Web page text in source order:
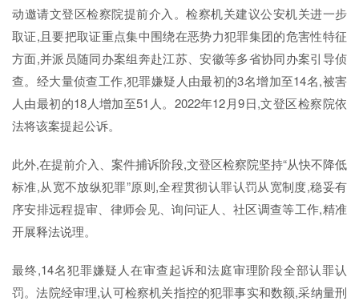
动邀请文登区检察院提前介入。检察机关建议公安机关进一步
取证,且要把取证重点集中围绕在恶势力犯罪集团的危害性特征
方面,并派员随同办案组奔赴江苏、安徽等多省协同办案引导侦
查。经大量侦查工作,犯罪嫌疑人由最初的3名增加至14名,被害
人由最初的18人增加至51人。2022年12月9日,文登区检察院依
法将该案提起公诉。
此外,在提前介入、案件捕诉阶段,文登区检察院坚持“从快不降低
标准,从宽不放纵犯罪”原则,全程贯彻认罪认罚从宽制度,稳妥有
序安排远程提审、律师会见、询问证人、社区调查等工作,精准
开展释法说理。
最终,14名犯罪嫌疑人在审查起诉和法庭审理阶段全部认罪认
罚。法院经审理,认可检察机关指控的犯罪事实和数额,采纳量刑